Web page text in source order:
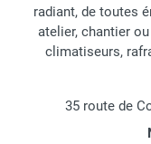
radiant, de toutes
atelier, chantier
climatiseurs,
35 route de